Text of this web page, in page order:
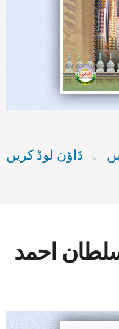
یا ڈاؤن لوڈ کریں
احمد